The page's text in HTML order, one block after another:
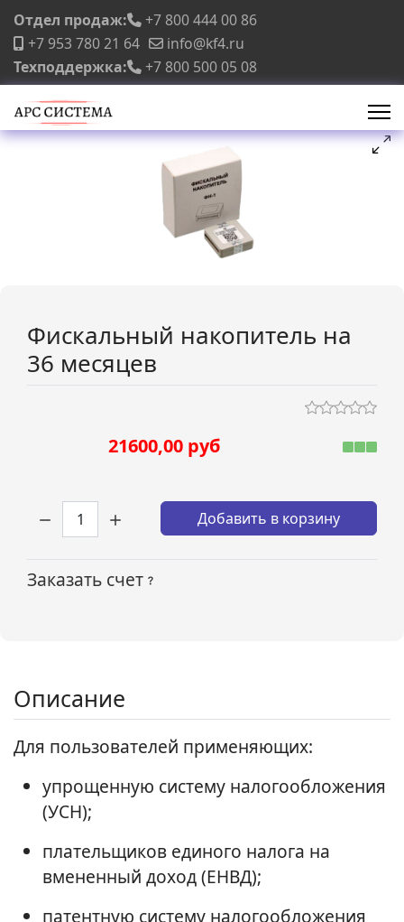
Отдел продаж:
+7 800 444 00 86
+7 953 780 21 64
info@kf4.ru
Техподдержка:
+7 800 500 05 08
Фискальный накопитель на
36 месяцев
21600,00 руб
Кол-во: Добавить в корзину
Заказать счет
Описание
Для пользователей применяющих:
упрощенную систему налогообложения
(УСН);
плательщиков единого налога на
вмененный доход (ЕНВД);
патентную систему налогообложения